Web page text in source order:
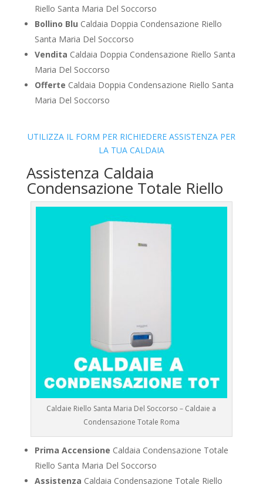
Riello Santa Maria Del Soccorso
Bollino Blu Caldaia Doppia Condensazione Riello
Santa Maria Del Soccorso
Vendita Caldaia Doppia Condensazione Riello Santa
Maria Del Soccorso
Offerte Caldaia Doppia Condensazione Riello Santa
Maria Del Soccorso
UTILIZZA IL FORM PER RICHIEDERE ASSISTENZA PER
LA TUA CALDAIA
Assistenza Caldaia
Condensazione Totale Riello
Caldaie Riello Santa Maria Del Soccorso – Caldaie a
Condensazione Totale Roma
Prima Accensione Caldaia Condensazione Totale
Riello Santa Maria Del Soccorso
Assistenza Caldaia Condensazione Totale Riello